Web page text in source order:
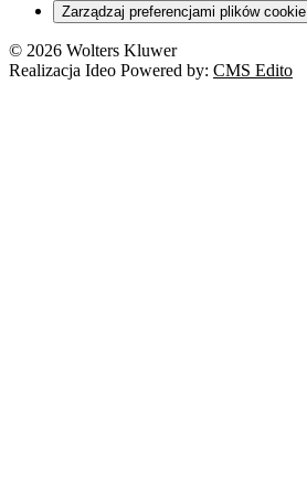
Zarządzaj preferencjami plików cookie
© 2026 Wolters Kluwer
Realizacja Ideo Powered by: CMS Edito